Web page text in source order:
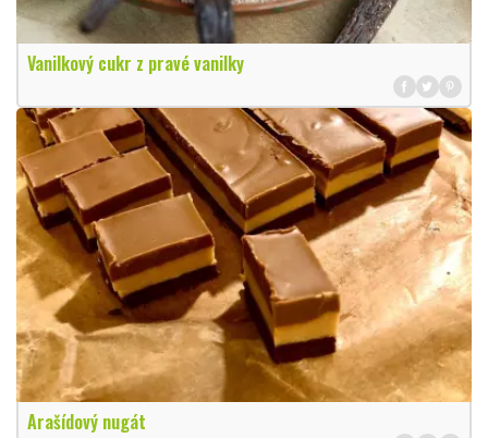
Vanilkový cukr z pravé vanilky
Arašídový nugát